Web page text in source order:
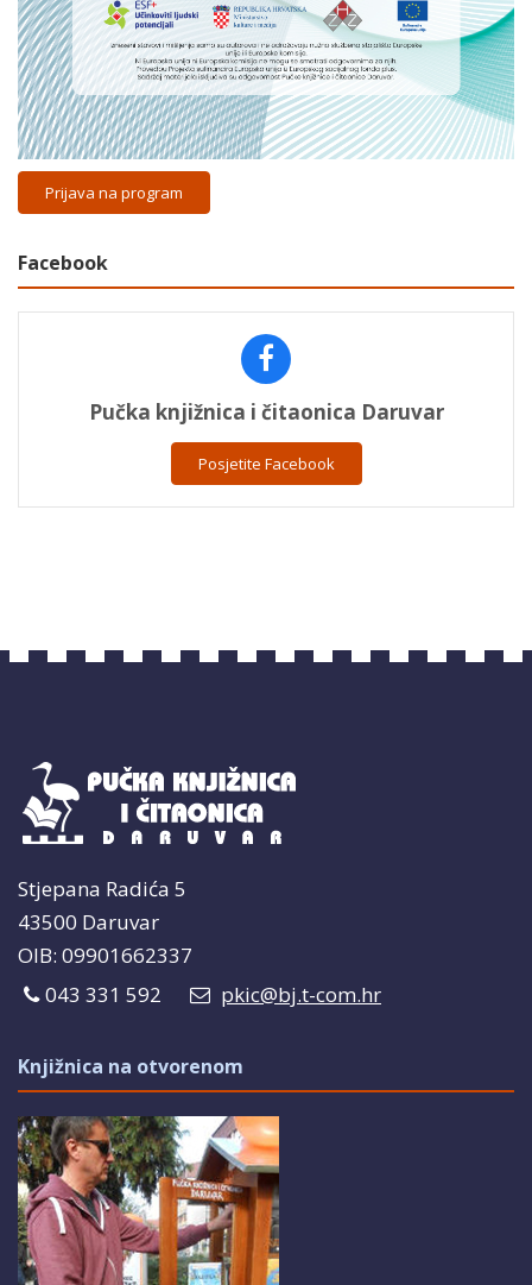
Prijava na program
Facebook
Pučka knjižnica i čitaonica Daruvar
Posjetite Facebook
Stjepana Radića 5
43500 Daruvar
OIB: 09901662337
043 331 592
pkic@bj.t-com.hr
Knjižnica na otvorenom